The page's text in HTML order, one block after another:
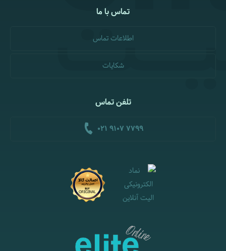
تماس با ما
اطلاعات تماس
شکایات
تلفن تماس
021 9107 7799